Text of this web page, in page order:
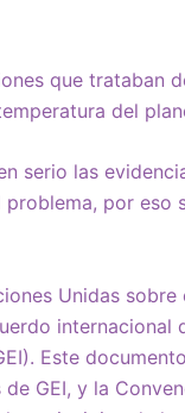
que trataban
del
serio las
por eso
Unidas
internacional
Este
GEI, y la